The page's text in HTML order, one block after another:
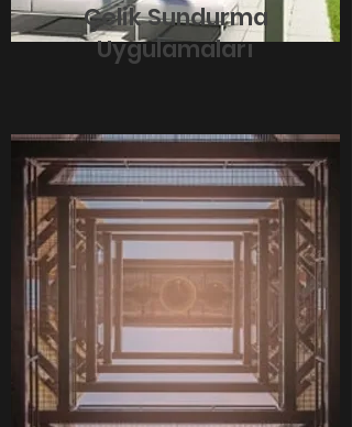
Çelik Sundurma
Uygulamaları